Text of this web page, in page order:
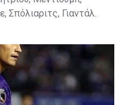
Σπόλιαριτς, Γιαντάλ.